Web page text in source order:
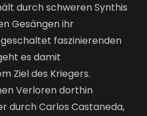
durch schweren Synthis
Gesängen ihr
faszinierenden
es damit
Ziel des Kriegers.
Verloren dorthin
durch Carlos Castaneda,